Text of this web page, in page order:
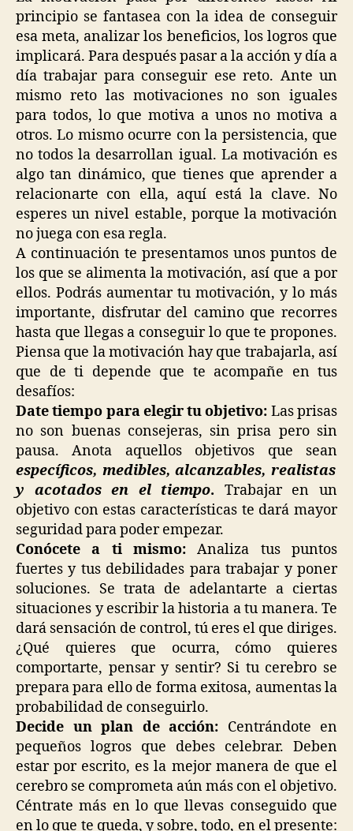
principio se fantasea con la idea de conseguir
esa meta, analizar los beneficios, los logros que
implicará. Para después pasar a la acción y día a
día trabajar para conseguir ese reto. Ante un
mismo reto las motivaciones no son iguales
para todos, lo que motiva a unos no motiva a
otros. Lo mismo ocurre con la persistencia, que
no todos la desarrollan igual. La motivación es
algo tan dinámico, que tienes que aprender a
relacionarte con ella, aquí está la clave. No
esperes un nivel estable, porque la motivación
no juega con esa regla.
A continuación te presentamos unos puntos de
los que se alimenta la motivación, así que a por
ellos. Podrás aumentar tu motivación, y lo más
importante, disfrutar del camino que recorres
hasta que llegas a conseguir lo que te propones.
Piensa que la motivación hay que trabajarla, así
que de ti depende que te acompañe en tus
desafíos:
Date tiempo para elegir tu objetivo: Las prisas
no son buenas consejeras, sin prisa pero sin
pausa. Anota aquellos objetivos que sean
específicos, medibles, alcanzables, realistas
y acotados en el tiempo. Trabajar en un
objetivo con estas características te dará mayor
seguridad para poder empezar.
Conócete a ti mismo: Analiza tus puntos
fuertes y tus debilidades para trabajar y poner
soluciones. Se trata de adelantarte a ciertas
situaciones y escribir la historia a tu manera. Te
dará sensación de control, tú eres el que diriges.
¿Qué quieres que ocurra, cómo quieres
comportarte, pensar y sentir? Si tu cerebro se
prepara para ello de forma exitosa, aumentas la
probabilidad de conseguirlo.
Decide un plan de acción: Centrándote en
pequeños logros que debes celebrar. Deben
estar por escrito, es la mejor manera de que el
cerebro se comprometa aún más con el objetivo.
Céntrate más en lo que llevas conseguido que
en lo que te queda, y sobre, todo, en el presente: